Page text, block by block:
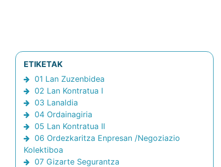
ETIKETAK
01 Lan Zuzenbidea
02 Lan Kontratua I
03 Lanaldia
04 Ordainagiria
05 Lan Kontratua II
06 Ordezkaritza Enpresan /Negoziazio
Kolektiboa
07 Gizarte Segurantza